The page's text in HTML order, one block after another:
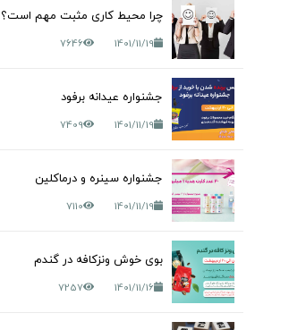
چرا محیط کاری مثبت مهم است؟
1401/11/19
7646
جشنواره عیدانه برفود
1401/11/19
7409
جشنواره سینره و درماکلین
1401/11/19
7110
بوی خوش ونزکافه در گندم
1401/11/16
7257